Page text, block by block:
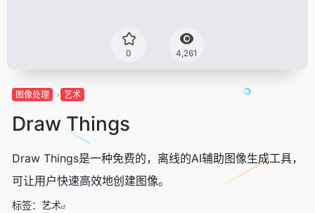
0 4,261
图像处理 艺术
Draw Things
Draw Things是一种免费的，离线的AI辅助图像生成工具，
可让用户快速高效地创建图像。
标签： 艺术